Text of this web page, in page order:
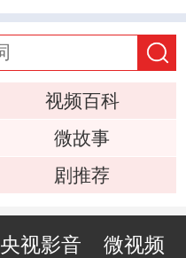
视频百科
微故事
剧推荐
央视影音 微视频